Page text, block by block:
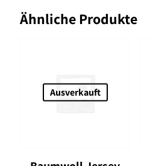
Ähnliche Produkte
Ausverkauft